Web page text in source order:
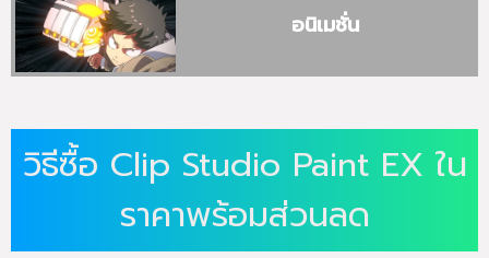
อนิเมชั่น
วิธีซื้อ Clip Studio Paint EX ใน
ราคาพร้อมส่วนลด